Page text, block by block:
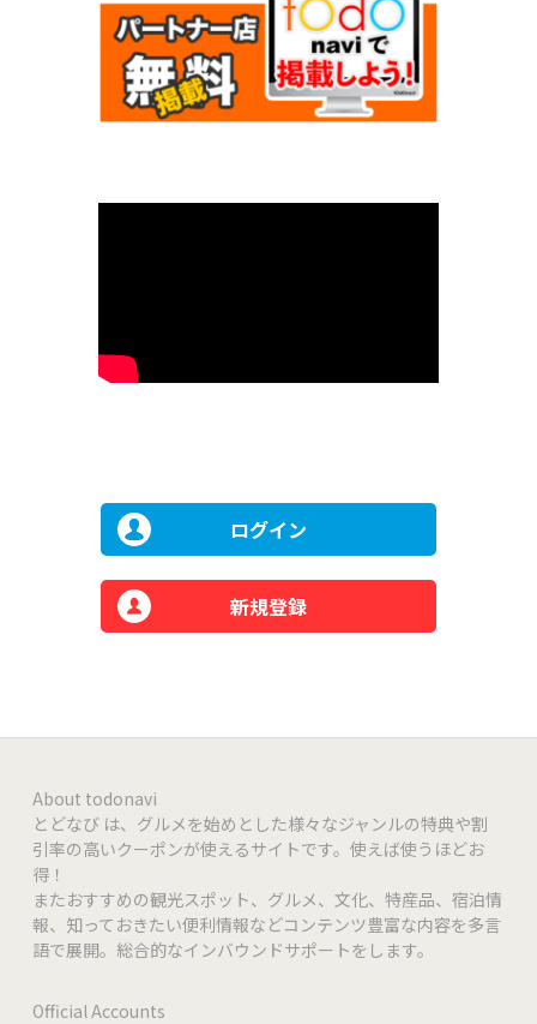
ログイン
新規登録
About todonavi
とどなび は、グルメを始めとした様々なジャンルの特典や割
引率の高いクーポンが使えるサイトです。使えば使うほどお
得！
またおすすめの観光スポット、グルメ、文化、特産品、宿泊情
報、知っておきたい便利情報などコンテンツ豊富な内容を多言
語で展開。総合的なインバウンドサポートをします。
Official Accounts